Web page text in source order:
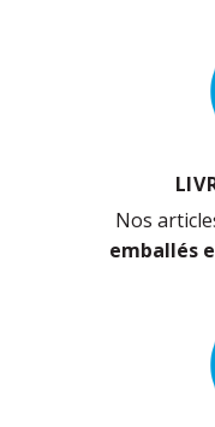
Nos
emballés